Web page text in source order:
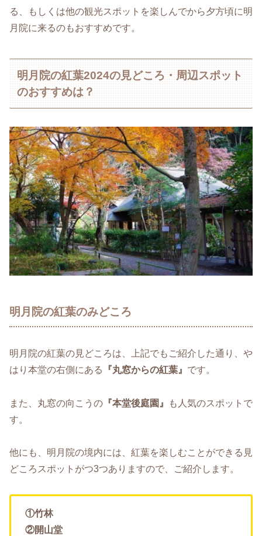
る、もしくは他の観光スポットを楽しんでから夕方頃に明
月院に来るのもおすすめです。
明月院の紅葉2024の見どころ・周辺スポット
のおすすめは？
明月院の紅葉のみどころ
明月院の紅葉の見どころは、上記でもご紹介した通り、や
はり本堂の右側にある
『丸窓からの紅葉』 です。
また、丸窓の向こうの 『本堂後庭園』
も人気のスポットで
す。
他にも、明月院の境内には、紅葉を楽しむことができる見
どころスポットがつ3つありますので、ご紹介します。
①竹林
②開山堂